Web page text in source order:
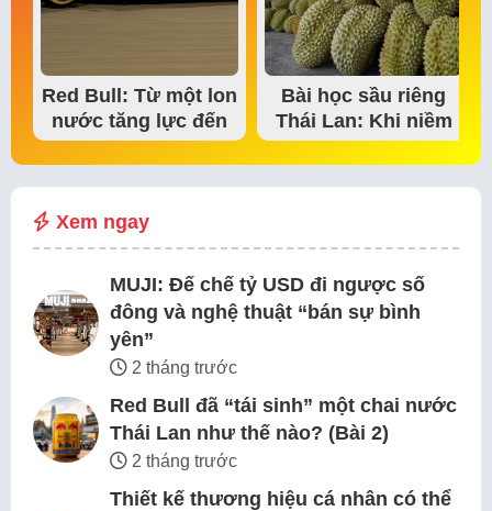
Red Bull: Từ một lon
nước tăng lực đến
đế chế thể…
Bài học sầu riêng
Thái Lan: Khi niềm
tin thị trường bắt…
Xem ngay
MUJI: Đế chế tỷ USD đi ngược số
đông và nghệ thuật “bán sự bình
yên”
2 tháng trước
Red Bull đã “tái sinh” một chai nước
Thái Lan như thế nào? (Bài 2)
2 tháng trước
Thiết kế thương hiệu cá nhân có thể